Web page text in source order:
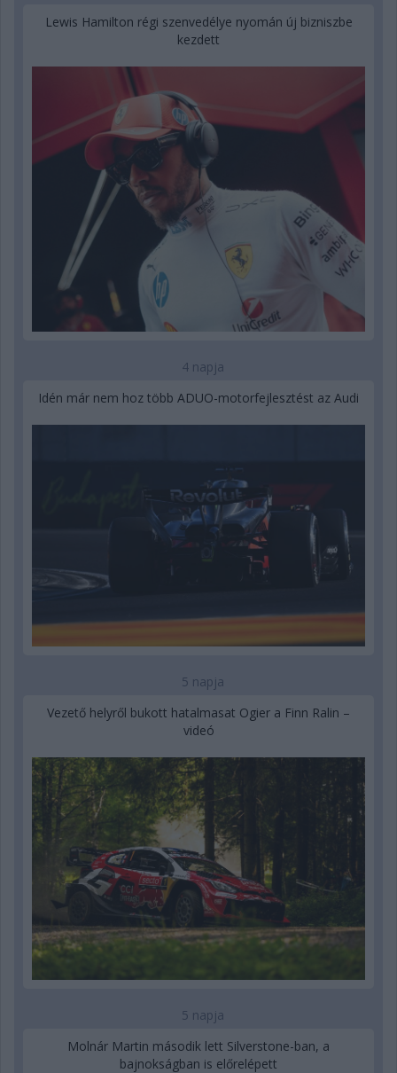
Lewis Hamilton régi szenvedélye nyomán új bizniszbe
kezdett
4 napja
Idén már nem hoz több ADUO-motorfejlesztést az Audi
5 napja
Vezető helyről bukott hatalmasat Ogier a Finn Ralin –
videó
5 napja
Molnár Martin második lett Silverstone-ban, a
bajnokságban is előrelépett